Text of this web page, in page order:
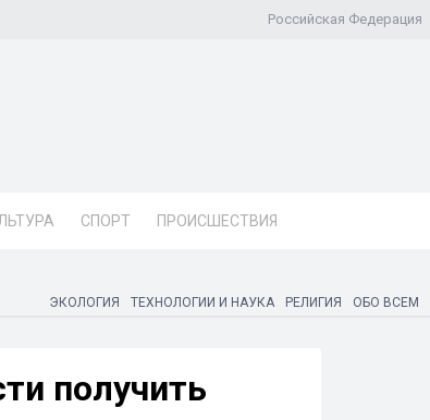
Российская Федерация
СПОРТ ПРОИСШЕСТВИЯ
ЭКОЛОГИЯ ТЕХНОЛОГИИ И НАУКА РЕЛИГИЯ ОБО ВСЕМ
получить